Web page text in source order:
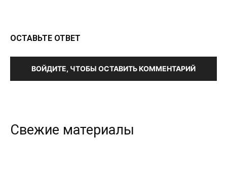
ОСТАВЬТЕ ОТВЕТ
ВОЙДИТЕ, ЧТОБЫ ОСТАВИТЬ КОММЕНТАРИЙ
Свежие материалы